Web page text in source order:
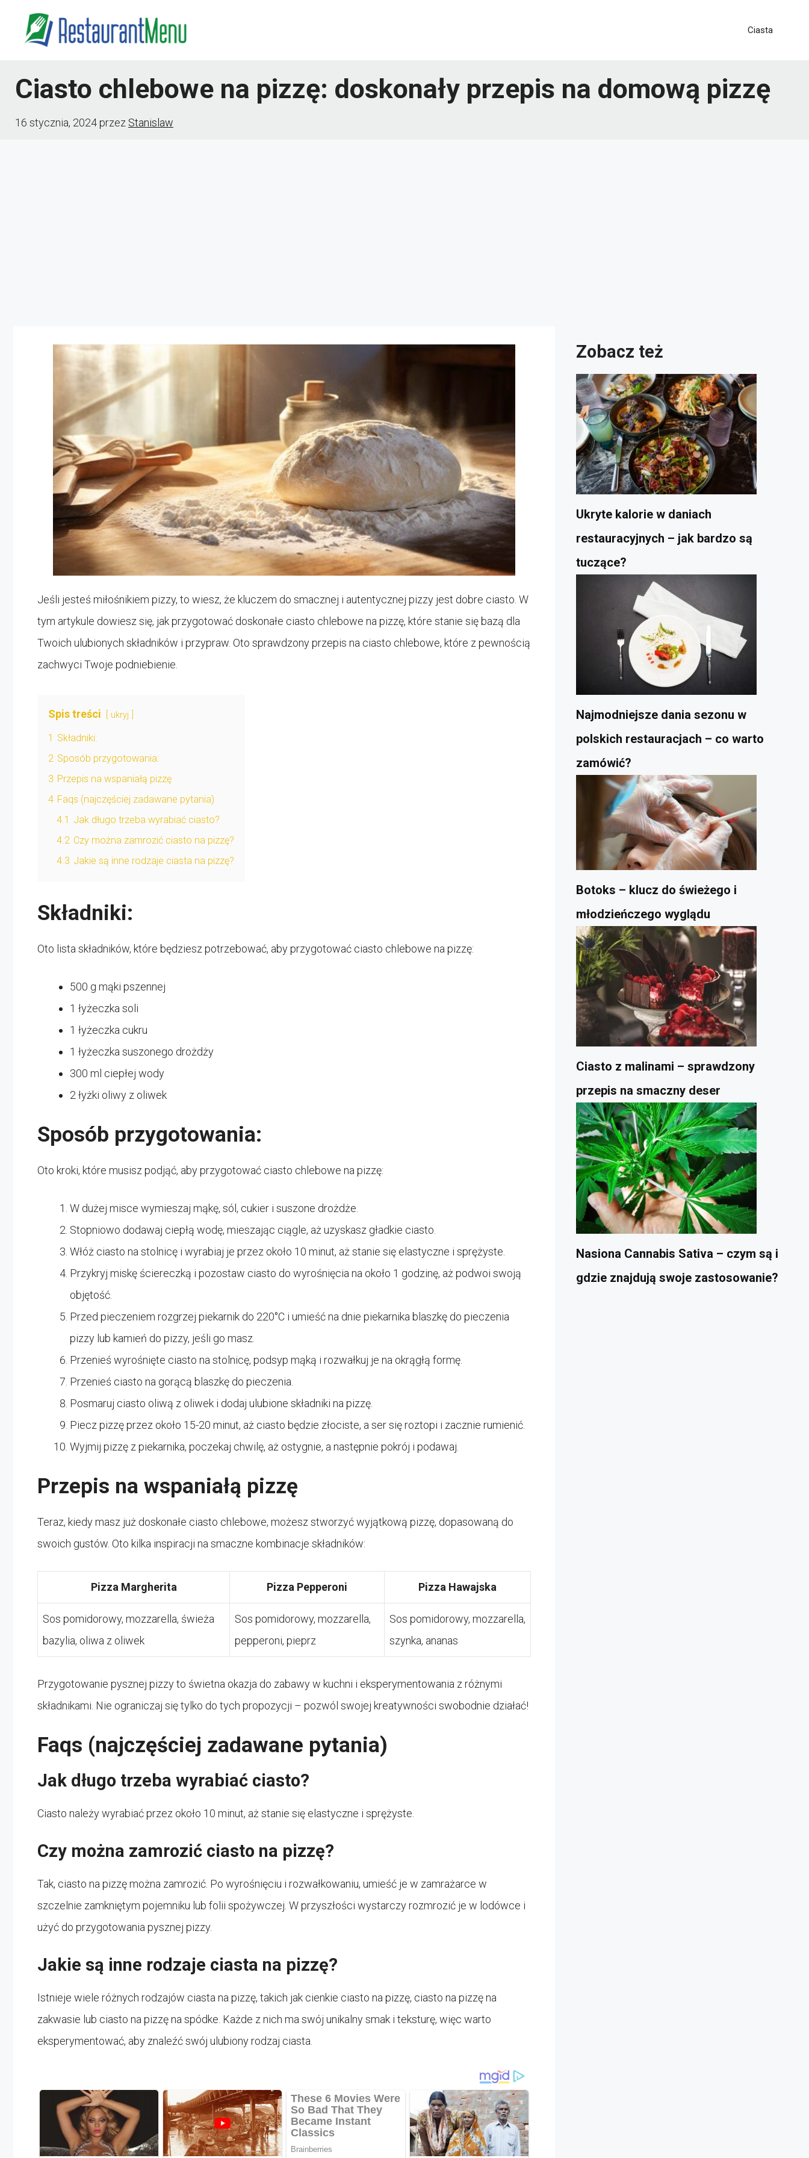
Ciasta
Ciasto chlebowe na pizzę: doskonały przepis na domową pizzę
16 stycznia, 2024przez Stanislaw
Jeśli jesteś miłośnikiem pizzy, to wiesz, że kluczem do smacznej i autentycznej pizzy jest dobre ciasto. W
tym artykule dowiesz się, jak przygotować doskonałe ciasto chlebowe na pizzę, które stanie się bazą dla
Twoich ulubionych składników i przypraw. Oto sprawdzony przepis na ciasto chlebowe, które z pewnością
zachwyci Twoje podniebienie.
Spis treści ukryj
1 Składniki:
2 Sposób przygotowania:
3 Przepis na wspaniałą pizzę
4 Faqs (najczęściej zadawane pytania)
4.1 Jak długo trzeba wyrabiać ciasto?
4.2 Czy można zamrozić ciasto na pizzę?
4.3 Jakie są inne rodzaje ciasta na pizzę?
Składniki:
Oto lista składników, które będziesz potrzebować, aby przygotować ciasto chlebowe na pizzę:
500 g mąki pszennej
1 łyżeczka soli
1 łyżeczka cukru
1 łyżeczka suszonego drożdży
300 ml ciepłej wody
2 łyżki oliwy z oliwek
Sposób przygotowania:
Oto kroki, które musisz podjąć, aby przygotować ciasto chlebowe na pizzę:
W dużej misce wymieszaj mąkę, sól, cukier i suszone drożdże.
Stopniowo dodawaj ciepłą wodę, mieszając ciągle, aż uzyskasz gładkie ciasto.
Włóż ciasto na stolnicę i wyrabiaj je przez około 10 minut, aż stanie się elastyczne i sprężyste.
Przykryj miskę ściereczką i pozostaw ciasto do wyrośnięcia na około 1 godzinę, aż podwoi swoją
objętość.
Przed pieczeniem rozgrzej piekarnik do 220°C i umieść na dnie piekarnika blaszkę do pieczenia
pizzy lub kamień do pizzy, jeśli go masz.
Przenieś wyrośnięte ciasto na stolnicę, podsyp mąką i rozwałkuj je na okrągłą formę.
Przenieś ciasto na gorącą blaszkę do pieczenia.
Posmaruj ciasto oliwą z oliwek i dodaj ulubione składniki na pizzę.
Piecz pizzę przez około 15-20 minut, aż ciasto będzie złociste, a ser się roztopi i zacznie rumienić.
Wyjmij pizzę z piekarnika, poczekaj chwilę, aż ostygnie, a następnie pokrój i podawaj.
Przepis na wspaniałą pizzę
Teraz, kiedy masz już doskonałe ciasto chlebowe, możesz stworzyć wyjątkową pizzę, dopasowaną do
swoich gustów. Oto kilka inspiracji na smaczne kombinacje składników:
Pizza Margherita Pizza Pepperoni Pizza Hawajska
Sos pomidorowy, mozzarella, świeża
bazylia, oliwa z oliwek
Sos pomidorowy, mozzarella,
pepperoni, pieprz
Sos pomidorowy, mozzarella,
szynka, ananas
Przygotowanie pysznej pizzy to świetna okazja do zabawy w kuchni i eksperymentowania z różnymi
składnikami. Nie ograniczaj się tylko do tych propozycji – pozwól swojej kreatywności swobodnie działać!
Faqs (najczęściej zadawane pytania)
Jak długo trzeba wyrabiać ciasto?
Ciasto należy wyrabiać przez około 10 minut, aż stanie się elastyczne i sprężyste.
Czy można zamrozić ciasto na pizzę?
Tak, ciasto na pizzę można zamrozić. Po wyrośnięciu i rozwałkowaniu, umieść je w zamrażarce w
szczelnie zamkniętym pojemniku lub folii spożywczej. W przyszłości wystarczy rozmrozić je w lodówce i
użyć do przygotowania pysznej pizzy.
Jakie są inne rodzaje ciasta na pizzę?
Istnieje wiele różnych rodzajów ciasta na pizzę, takich jak cienkie ciasto na pizzę, ciasto na pizzę na
zakwasie lub ciasto na pizzę na spódke. Każde z nich ma swój unikalny smak i teksturę, więc warto
eksperymentować, aby znaleźć swój ulubiony rodzaj ciasta.
Zobacz też
Ukryte kalorie w daniach
restauracyjnych – jak bardzo są
tuczące?
Najmodniejsze dania sezonu w
polskich restauracjach – co warto
zamówić?
Botoks – klucz do świeżego i
młodzieńczego wyglądu
Ciasto z malinami – sprawdzony
przepis na smaczny deser
Nasiona Cannabis Sativa – czym są i
gdzie znajdują swoje zastosowanie?